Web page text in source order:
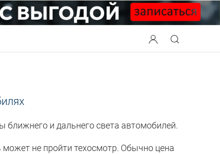
ближнего и дальнего света автомобилей.
не пройти техосмотр. Обычно цена